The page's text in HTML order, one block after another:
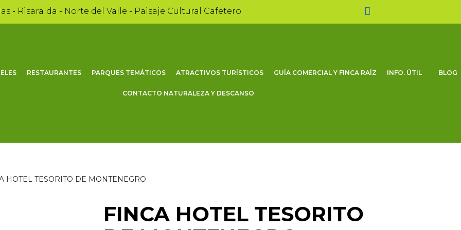
- Risaralda - Norte del Valle - Paisaje Cultural Cafetero
RESTAURANTES PARQUES TEMÁTICOS ATRACTIVOS TURÍSTICOS GUÍA COMERCIAL Y FINCA RAÍZ INFO. ÚTIL BLOG
CONTACTO NATURALEZA Y DESCANSO
HOTEL TESORITO DE MONTENEGRO
FINCA HOTEL TESORITO